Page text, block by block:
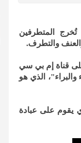
المتطرفين
والتطرف.
قناة إم بي سي
الذي هو
على عبادة